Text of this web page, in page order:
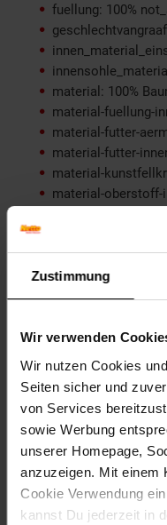
Zustimmung
Wir verwenden
Wir nutzen Cookies
Seiten sicher und
von Services
sowie Werbung
unserer Homepage,
anzuzeigen. Mit einem
Cookie Verwendung
kannst Du jederzeit in
fuellung: 100%
material: 100%
material-fuellung-
material-futter-
material-futter-
material-
material-oberstoff-
not_applicable
material-oberstoff-
material-
otto-anlaesse:
Streetwear,
Frühlingsmode
otto-applikationen:
otto-
otto-material:
otto-optik: unifarben